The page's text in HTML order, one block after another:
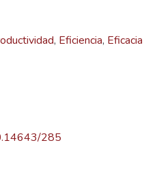
, Eficiencia, Eficacia
285